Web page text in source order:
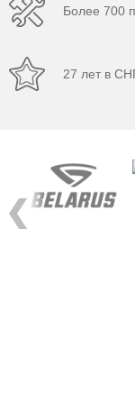
Более 700
27 лет в
Previous